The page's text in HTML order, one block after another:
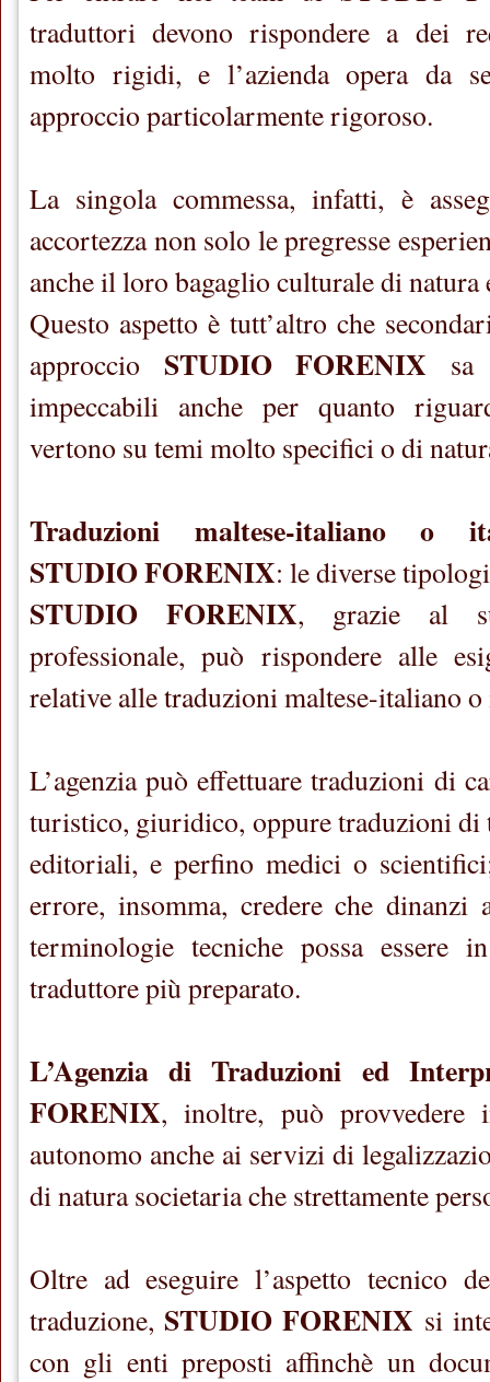
traduttori devono rispondere a dei
molto rigidi, e l’azienda opera da
approccio particolarmente rigoroso.
La singola commessa, infatti, è
accortezza non solo le pregresse
anche il loro bagaglio culturale di
Questo aspetto è tutt’altro che
approccio STUDIO FORENIX sa
impeccabili anche per quanto
vertono su temi molto specifici o di
Traduzioni maltese-italiano o
STUDIO FORENIX: le diverse
STUDIO FORENIX, grazie al
professionale, può rispondere alle
relative alle traduzioni maltese-italiano
L’agenzia può effettuare traduzioni di
turistico, giuridico, oppure traduzioni
editoriali, e perfino medici o
errore, insomma, credere che
terminologie tecniche possa essere
traduttore più preparato.
L’Agenzia di Traduzioni ed
FORENIX, inoltre, può provvedere
autonomo anche ai servizi di
di natura societaria che strettamente
Oltre ad eseguire l’aspetto tecnico
traduzione,STUDIO FORENIX si
con gli enti preposti affinchè un